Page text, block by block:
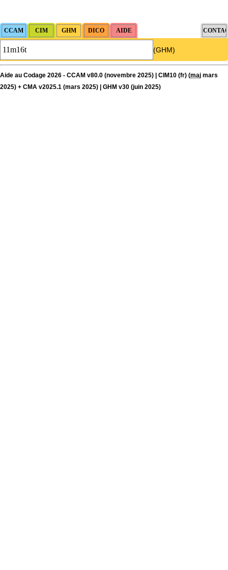
(GHM)
Aide au Codage 2026 - CCAM v80.0 (novembre 2025) | CIM10 (fr) (maj mars
2025) + CMA v2025.1 (mars 2025) | GHM v30 (juin 2025)